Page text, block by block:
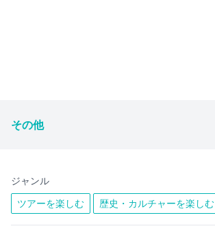
その他
ジャンル
ツアーを楽しむ
歴史・カルチャーを楽しむ